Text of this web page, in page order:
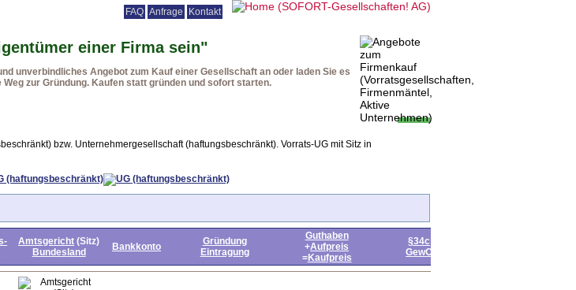
FAQ Anfrage Kontakt
Vorteile Vorgehensweise Rechtsformen
einer Firma sein"
unverbindliches Angebot zum Kauf einer Gesellschaft an oder laden Sie es
zur Gründung. Kaufen statt gründen und sofort starten.
bzw. Unternehmergesellschaft (haftungsbeschränkt). Vorrats-UG mit Sitz in
(haftungsbeschränkt)
Amtsgericht (Sitz)
Bundesland
Bankkonto
Gründung
Eintragung
Guthaben
+Aufpreis
=Kaufpreis
§34c
GewO